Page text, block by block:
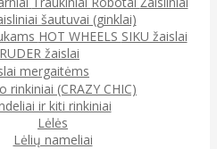
šautuvai (ginklai)
HOT WHEELS SIKU žaislai
žaislai
mergaitėms
rinkiniai (CRAZY CHIC)
ir kiti rinkiniai
Lėlės
Lėlių nameliai